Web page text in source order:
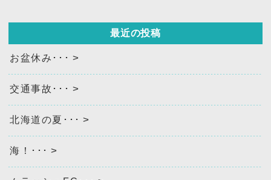
最近の投稿
お盆休み･･･
交通事故･･･
北海道の夏･･･
海！･･･